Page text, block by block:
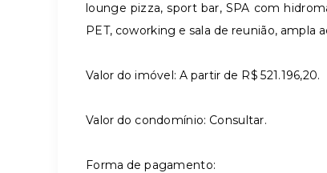
lounge pizza, sport bar, SPA com
PET, coworking e sala de reunião, ampla
Valor do imóvel: A partir de R$ 521.196,20.
Valor do condomínio: Consultar.
Forma de pagamento: